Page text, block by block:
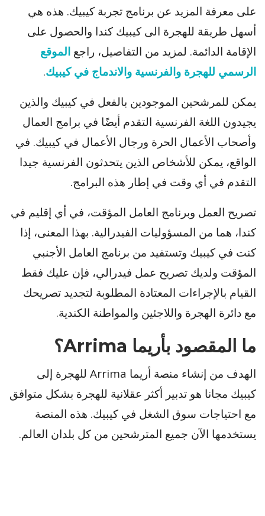
على معرفة المزيد عن برنامج تجربة كيبيك. هذه هي
أسهل طريقة للهجرة الى كيبيك كندا والحصول على
الإقامة الدائمة. لمزيد من التفاصيل، راجع الموقع
الرسمي للهجرة والفرنسية والاندماج في كيبيك.
يمكن للمرشحين الموجودين بالفعل في كيبيك والذين
يجيدون اللغة الفرنسية التقدم أيضًا في برامج العمال
وأصحاب الأعمال الحرة ورجال الأعمال في كيبيك. في
الواقع، يمكن للأشخاص الذين يتحدثون الفرنسية جيدا
التقدم في أي وقت في إطار هذه البرامج.
تصريح العمل وبرنامج العامل المؤقت، في أي إقليم في
كندا، هما من المسؤوليات الفيدرالية. بهذا المعنى، إذا
كنت في كيبيك وتستفيد من برنامج العامل الأجنبي
المؤقت ولديك تصريح عمل فيدرالي، فإن عليك فقط
القيام بالإجراءات المعتادة المطلوبة لتجديد تصريحك
مع دائرة الهجرة واللاجئين والمواطنة الكندية.
ما المقصود بأريما Arrima؟
الهدف من إنشاء منصة أريما Arrima للهجرة إلى
كيبيك مجانا هو تدبير أكثر عقلانية للهجرة بشكل متوافق
مع احتياجات سوق الشغل في كيبيك. هذه المنصة
يستخدمها الآن جميع المترشحين من كل بلدان العالم.